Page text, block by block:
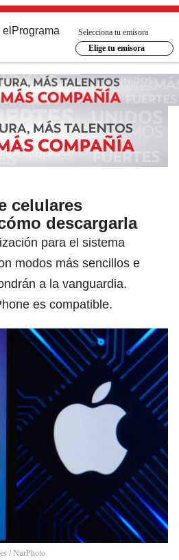
Programa
Selecciona tu emisora
Elige tu emisora
celulares
descargarla
para el sistema
modos más sencillos e
a la vanguardia.
es compatible.
/ NurPhoto